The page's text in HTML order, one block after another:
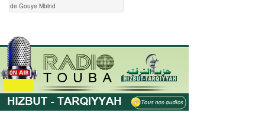
de Gouye Mbind